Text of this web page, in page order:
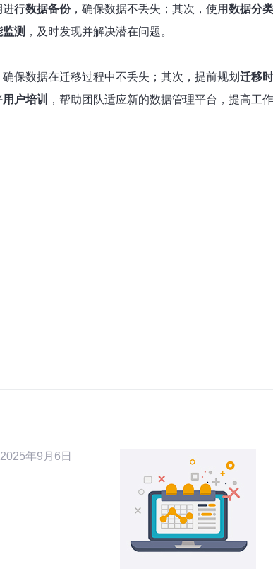
进行数据备份，确保数据不丢失；其次，使用数据分
测 ，及时发现并解决潜在问题。
确保数据在迁移过程中不丢失；其次，提前规划 迁移
用户培训 ，帮助团队适应新的数据管理平台，提高工作
2025年9月6日